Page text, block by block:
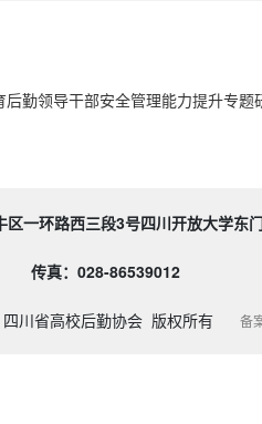
后勤领导干部安全管理能力提升专
牛区一环路西三段3号四川开
传真：028-86539012
四川省高校后勤协会 版权所有 备